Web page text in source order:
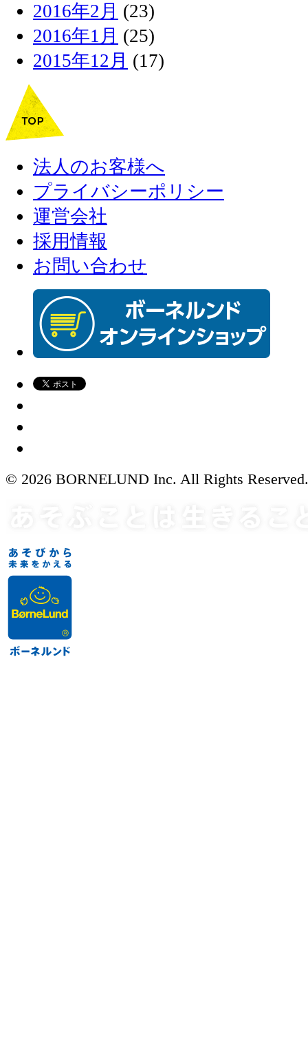
2016年2月 (23)
2016年1月 (25)
2015年12月 (17)
法人のお客様へ
プライバシーポリシー
運営会社
採用情報
お問い合わせ
© 2026 BORNELUND Inc. All Rights Reserved.